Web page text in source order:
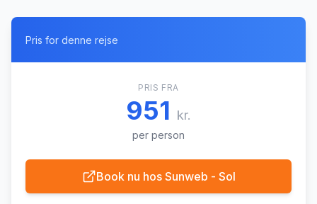
Pris for denne rejse
PRIS FRA
951 kr.
per person
Book nu hos Sunweb - Sol